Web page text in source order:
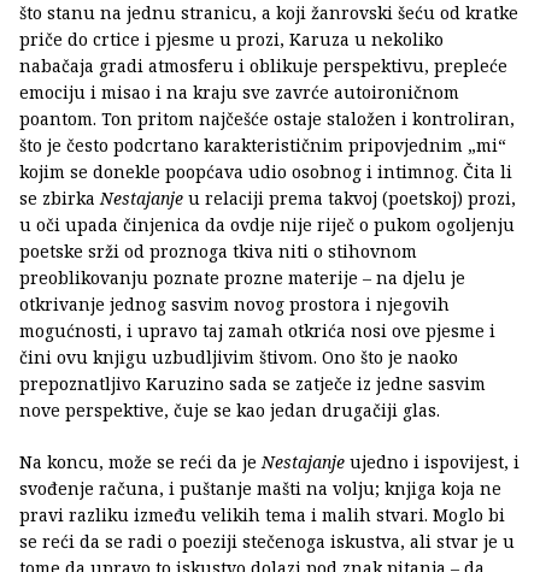
što stanu na jednu stranicu, a koji žanrovski šeću od kratke
priče do crtice i pjesme u prozi, Karuza u nekoliko
nabačaja gradi atmosferu i oblikuje perspektivu, prepleće
emociju i misao i na kraju sve zavrće autoironičnom
poantom. Ton pritom najčešće ostaje staložen i kontroliran,
što je često podcrtano karakterističnim pripovjednim „mi“
kojim se donekle poopćava udio osobnog i intimnog. Čita li
se zbirkaNestajanje u relaciji prema takvoj (poetskoj) prozi,
u oči upada činjenica da ovdje nije riječ o pukom ogoljenju
poetske srži od proznoga tkiva niti o stihovnom
preoblikovanju poznate prozne materije – na djelu je
otkrivanje jednog sasvim novog prostora i njegovih
mogućnosti, i upravo taj zamah otkrića nosi ove pjesme i
čini ovu knjigu uzbudljivim štivom. Ono što je naoko
prepoznatljivo Karuzino sada se zatječe iz jedne sasvim
nove perspektive, čuje se kao jedan drugačiji glas.
Na koncu, može se reći da jeNestajanje ujedno i ispovijest, i
svođenje računa, i puštanje mašti na volju; knjiga koja ne
pravi razliku između velikih tema i malih stvari. Moglo bi
se reći da se radi o poeziji stečenoga iskustva, ali stvar je u